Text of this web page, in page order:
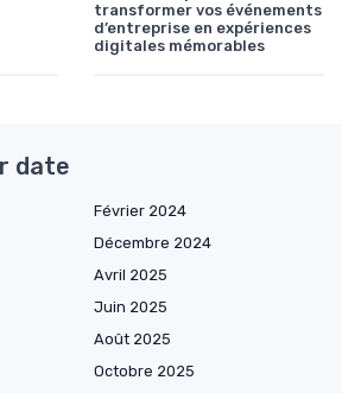
transformer vos événements
d’entreprise en expériences
digitales mémorables
date
Février 2024
Décembre 2024
Avril 2025
Juin 2025
Août 2025
Octobre 2025